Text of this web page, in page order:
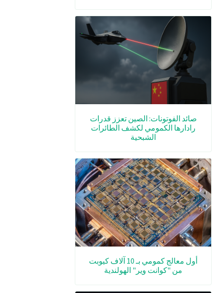
صائد الفوتونات: الصين تعزز قدرات
رادارها الكمومي لكشف الطائرات
الشبحية
أول معالج كمومي بـ 10 آلاف كيوبت
من "كوانت وير" الهولندية